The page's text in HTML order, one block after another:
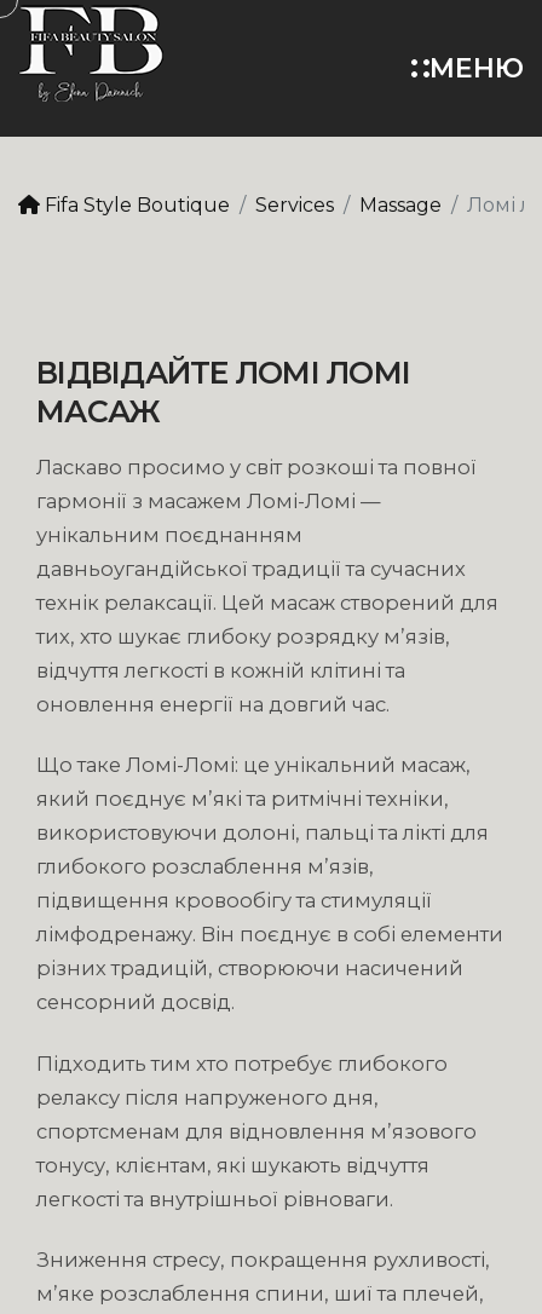
МЕНЮ
Fifa Style Boutique Services Massage Ломі
ВІДВІДАЙТЕ ЛОМІ ЛОМІ
МАСАЖ
Ласкаво просимо у світ розкоші та повної
гармонії з масажем Ломі-Ломі —
унікальним поєднанням
давньоугандійської традиції та сучасних
технік релаксації. Цей масаж створений для
тих, хто шукає глибоку розрядку м’язів,
відчуття легкості в кожній клітині та
оновлення енергії на довгий час.
Що таке Ломі-Ломі: це унікальний масаж,
який поєднує м’які та ритмічні техніки,
використовуючи долоні, пальці та лікті для
глибокого розслаблення м’язів,
підвищення кровообігу та стимуляції
лімфодренажу. Він поєднує в собі елементи
різних традицій, створюючи насичений
сенсорний досвід.
Підходить тим хто потребує глибокого
релаксу після напруженого дня,
спортсменам для відновлення м’язового
тонусу, клієнтам, які шукають відчуття
легкості та внутрішньої рівноваги.
Зниження стресу, покращення рухливості,
м’яке розслаблення спини, шиї та плечей,